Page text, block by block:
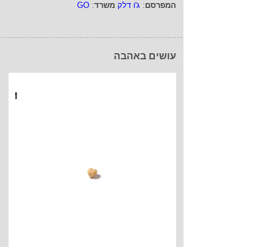
המפרסם: ג'ו דלק משרד:
GO
עושים באהבה